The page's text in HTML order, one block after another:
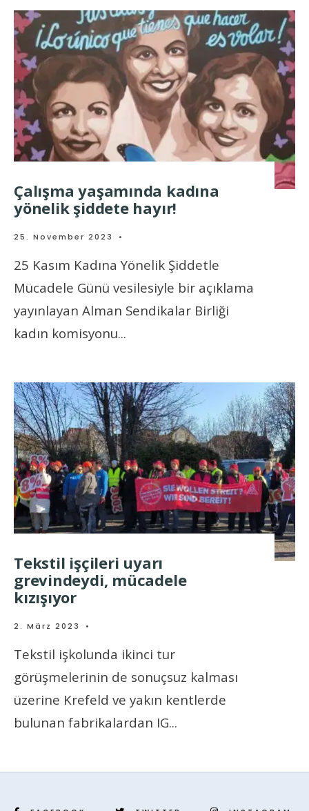
Çalışma yaşamında kadına
yönelik şiddete hayır!
25. November 2023 •
25 Kasım Kadına Yönelik Şiddetle
Mücadele Günü vesilesiyle bir açıklama
yayınlayan Alman Sendikalar Birliği
kadın komisyonu...
Tekstil işçileri uyarı
grevindeydi, mücadele
kızışıyor
2. März 2023 •
Tekstil işkolunda ikinci tur
görüşmelerinin de sonuçsuz kalması
üzerine Krefeld ve yakın kentlerde
bulunan fabrikalardan IG...